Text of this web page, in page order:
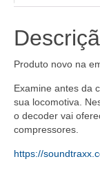
Movimento
Equipado
8
de
saida
–
SOU-
quantidade
Produto novo na
Examine antes da
sua locomotiva.
o decoder vai
compressores.
https://